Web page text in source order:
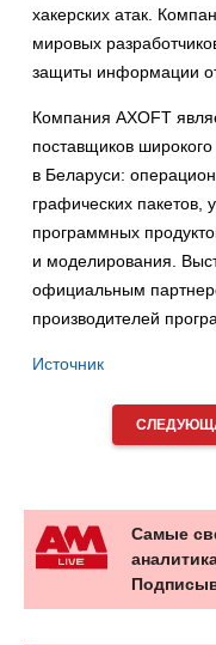
хакерских атак.
мировых
защиты информации
Компания AXOFT
поставщиков
в Беларуси:
графических пакетов,
программных
и моделирования.
официальным
производителей
Источник
Самые